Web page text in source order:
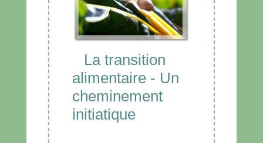
La transition
alimentaire - Un
cheminement
initiatique